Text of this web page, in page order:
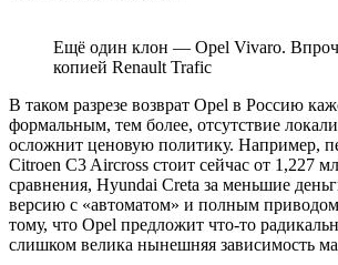
Ещё один клон — Opel Vivaro.
копией Renault Trafic
В таком разрезе возврат Opel в Россию
формальным, тем более, отсутствие
осложнит ценовую политику. Например,
Citroen C3 Aircross стоит сейчас от 1,227
сравнения, Hyundai Creta за меньшие
версию с «автоматом» и полным
тому, что Opel предложит что-то
слишком велика нынешняя зависимость